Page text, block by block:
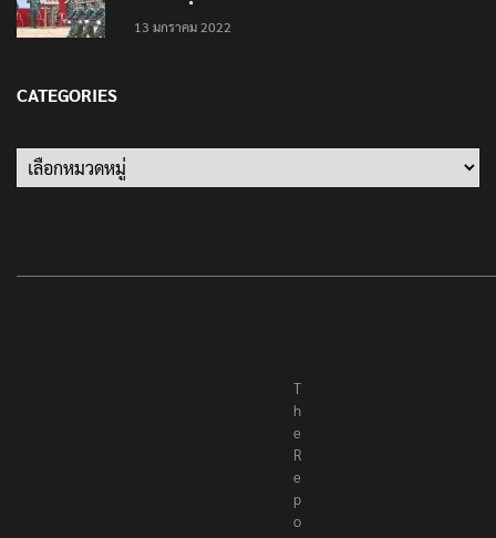
13 มกราคม 2022
CATEGORIES
Categories
T
h
e
R
e
p
o